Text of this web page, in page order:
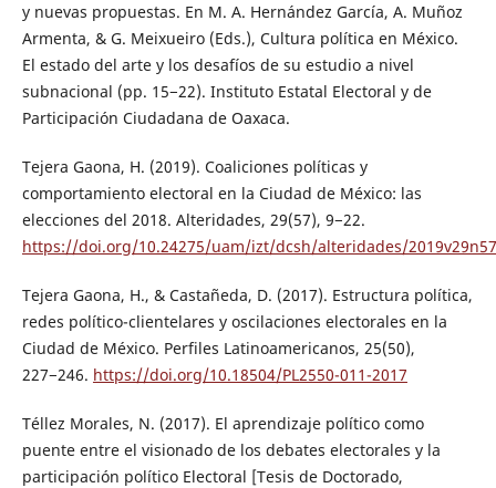
y nuevas propuestas. En M. A. Hernández García, A. Muñoz
Armenta, & G. Meixueiro (Eds.), Cultura política en México.
El estado del arte y los desafíos de su estudio a nivel
subnacional (pp. 15−22). Instituto Estatal Electoral y de
Participación Ciudadana de Oaxaca.
Tejera Gaona, H. (2019). Coaliciones políticas y
comportamiento electoral en la Ciudad de México: las
elecciones del 2018. Alteridades, 29(57), 9−22.
https://doi.org/10.24275/uam/izt/dcsh/alteridades/
Tejera Gaona, H., & Castañeda, D. (2017). Estructura política,
redes político-clientelares y oscilaciones electorales en la
Ciudad de México. Perfiles Latinoamericanos, 25(50),
227−246. https://doi.org/10.18504/PL2550-011-2017
Téllez Morales, N. (2017). El aprendizaje político como
puente entre el visionado de los debates electorales y la
participación político Electoral [Tesis de Doctorado,